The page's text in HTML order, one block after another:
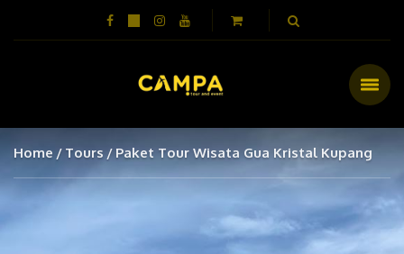
Home Tours Paket Tour Wisata Gua Kristal Kupang